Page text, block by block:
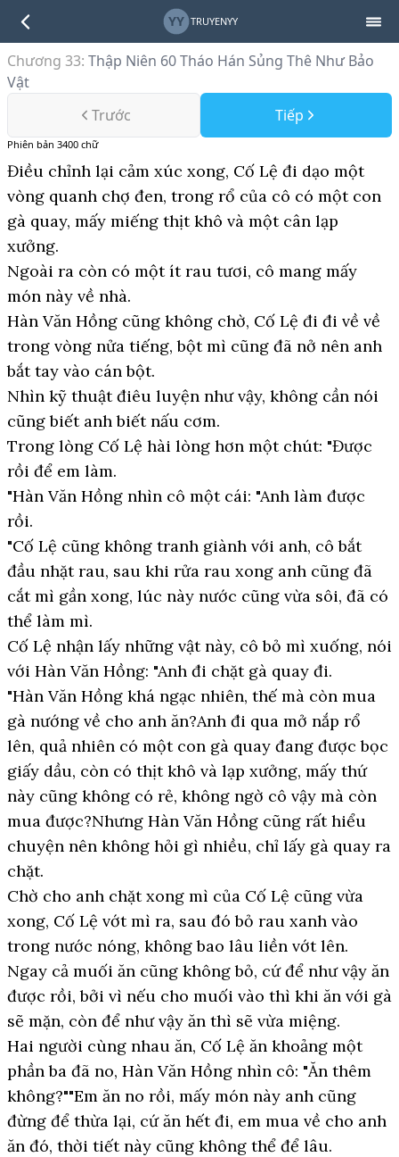
YY TRUYENYY
Chương 33: Thập Niên 60 Tháo Hán Sủng Thê Như Bảo
Vật
Trước
Tiếp
Phiên bản 3400 chữ
Điều chỉnh lại cảm xúc xong, Cố Lệ đi dạo một
vòng quanh chợ đen, trong rổ của cô có một con
gà quay, mấy miếng thịt khô và một cân lạp
xưởng.
Ngoài ra còn có một ít rau tươi, cô mang mấy
món này về nhà.
Hàn Văn Hồng cũng không chờ, Cố Lệ đi đi về về
trong vòng nửa tiếng, bột mì cũng đã nở nên anh
bắt tay vào cán bột.
Nhìn kỹ thuật điêu luyện như vậy, không cần nói
cũng biết anh biết nấu cơm.
Trong lòng Cố Lệ hài lòng hơn một chút: "Được
rồi để em làm.
"Hàn Văn Hồng nhìn cô một cái: "Anh làm được
rồi.
"Cố Lệ cũng không tranh giành với anh, cô bắt
đầu nhặt rau, sau khi rửa rau xong anh cũng đã
cắt mì gần xong, lúc này nước cũng vừa sôi, đã có
thể làm mì.
Cố Lệ nhận lấy những vật này, cô bỏ mì xuống, nói
với Hàn Văn Hồng: "Anh đi chặt gà quay đi.
"Hàn Văn Hồng khá ngạc nhiên, thế mà còn mua
gà nướng về cho anh ăn?Anh đi qua mở nắp rổ
lên, quả nhiên có một con gà quay đang được bọc
giấy dầu, còn có thịt khô và lạp xưởng, mấy thứ
này cũng không có rẻ, không ngờ cô vậy mà còn
mua được?Nhưng Hàn Văn Hồng cũng rất hiểu
chuyện nên không hỏi gì nhiều, chỉ lấy gà quay ra
chặt.
Chờ cho anh chặt xong mì của Cố Lệ cũng vừa
xong, Cố Lệ vớt mì ra, sau đó bỏ rau xanh vào
trong nước nóng, không bao lâu liền vớt lên.
Ngay cả muối ăn cũng không bỏ, cứ để như vậy ăn
được rồi, bởi vì nếu cho muối vào thì khi ăn với gà
sẽ mặn, còn để như vậy ăn thì sẽ vừa miệng.
Hai người cùng nhau ăn, Cố Lệ ăn khoảng một
phần ba đã no, Hàn Văn Hồng nhìn cô: "Ăn thêm
không?""Em ăn no rồi, mấy món này anh cũng
đừng để thừa lại, cứ ăn hết đi, em mua về cho anh
ăn đó, thời tiết này cũng không thể để lâu.